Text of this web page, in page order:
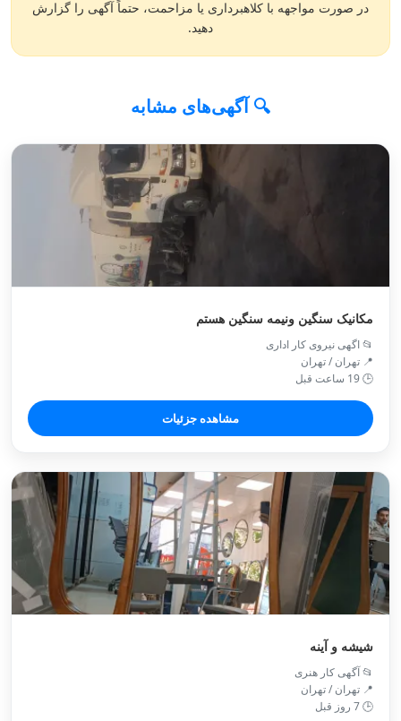
در صورت مواجهه با کلاهبرداری یا مزاحمت، حتماً آگهی را گزارش
دهید.
🔍 آگهی‌های مشابه
مکانیک سنگین ونیمه سنگین هستم
📂 اگهی نیروی کار اداری
📍 تهران / تهران
🕒 19 ساعت قبل
مشاهده جزئیات
شیشه و آینه
📂 آگهی کار هنری
📍 تهران / تهران
🕒 7 روز قبل